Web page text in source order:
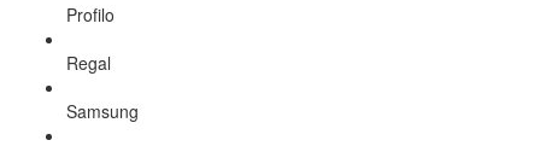
Profilo
Regal
Samsung